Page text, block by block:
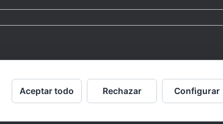
Aceptar todo Rechazar Configurar